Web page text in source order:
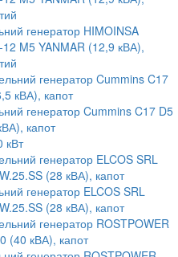
генератор HIMOINSA
12 M5 YANMAR (12,9 кВА),
генератор Cummins C17 D5
капот
кВт
генератор ELCOS SRL
(28 кВА), капот